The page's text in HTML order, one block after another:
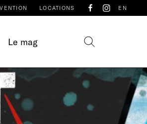
LOCATIONS EN
Le mag